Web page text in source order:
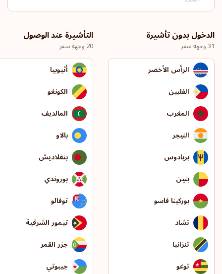
الدخول بدون تأشيرة
31 وجهة سفر
الرأس الأخضر
الفلبين
المغرب
النيجر
بربادوس
بنين
بوركينا فاسو
تشاد
تنزانيا
توغو
التأشيرة عند الوصول
20 وجهة سفر
أثيوبيا
الكونغو
المالديف
بالاو
بنغلاديش
بوروندي
توفالو
تيمور الشرقية
جزر القمر
جيبوتي